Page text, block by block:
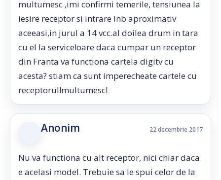
multumesc ,imi confirmi temerile, tensiunea la
iesire receptor si intrare lnb aproximativ
aceeasi,in jurul a 14 vcc.al doilea drum in tara
cu el la service!oare daca cumpar un receptor
din Franta va functiona cartela digitv cu
acesta? stiam ca sunt imperecheate cartele cu
receptorul!multumesc!
Anonim 22 decembrie 2017
Nu va functiona cu alt receptor, nici chiar daca
e acelasi model. Trebuie sa le spui celor de la